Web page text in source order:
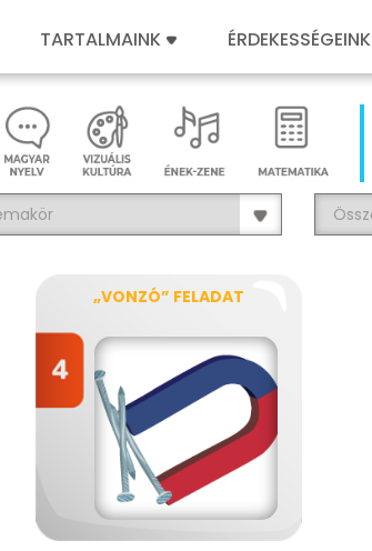
TARTALMAINK ÉRDEKESSÉGEINK
„VONZÓ” FELADAT